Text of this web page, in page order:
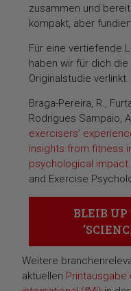
zusammen und
kompakt, aber
Für eine vertiefende
haben wir für dich
Originalstudie verlinkt.
Braga-Pereira, R.,
Rodrigues Sampaio,
exercisers’
insights from fitness
psychological impact
and Exercise
BLEIB UP
Weitere
aktuellen Printausgabe